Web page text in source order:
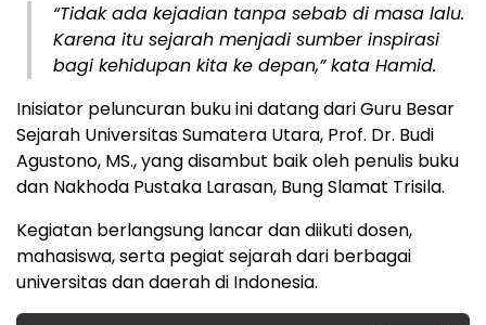
“Tidak ada kejadian tanpa sebab di masa lalu.
Karena itu sejarah menjadi sumber inspirasi
bagi kehidupan kita ke depan,” kata Hamid.
Inisiator peluncuran buku ini datang dari Guru Besar
Sejarah Universitas Sumatera Utara, Prof. Dr. Budi
Agustono, MS., yang disambut baik oleh penulis buku
dan Nakhoda Pustaka Larasan, Bung Slamat Trisila.
Kegiatan berlangsung lancar dan diikuti dosen,
mahasiswa, serta pegiat sejarah dari berbagai
universitas dan daerah di Indonesia.